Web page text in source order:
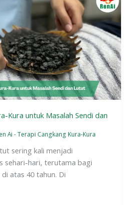
Kura untuk Masalah Sendi dan
Ai-Terapi Cangkang Kura-Kura
sering kali menjadi
sehari-hari, terutama bagi
atas 40 tahun. Di